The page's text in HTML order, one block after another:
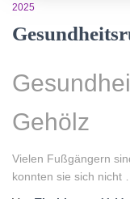
2025
Gehölz
Vielen Fußgängern
konnten sie sich nicht